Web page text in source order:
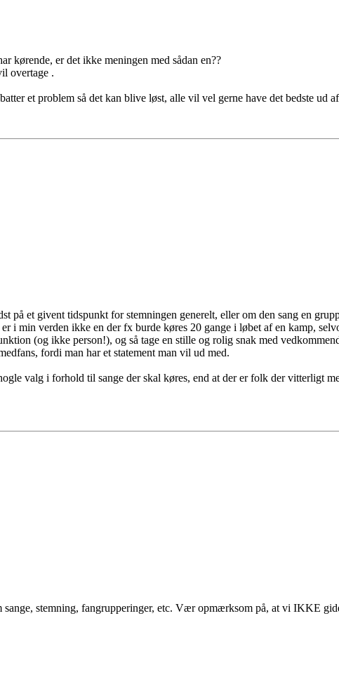
kørende, er det ikke meningen med sådan en??
overtage .
et problem så det kan blive løst, alle vil vel gerne have det bedste ud
et givent tidspunkt for stemningen generelt, eller om den sang en
i min verden ikke en der fx burde køres 20 gange i løbet af en kamp,
(og ikke person!), og så tage en stille og rolig snak med
fordi man har et statement man vil ud med.
valg i forhold til sange der skal køres, end at der er folk der vitterligt
stemning, fangrupperinger, etc. Vær opmærksom på, at vi IKKE